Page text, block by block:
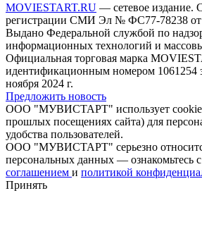
MOVIESTART.RU — сетевое издание.
регистрации СМИ Эл № ФС77-78238 от
Выдано Федеральной службой по
информационных технологий и
Официальная торговая марка
идентификационным номером 1061254
ноября 2024 г.
Предложить новость
ООО "МУВИСТАРТ" использует cookie
прошлых посещениях сайта) для
удобства пользователей.
ООО "МУВИСТАРТ" серьезно
персональных данных — ознакомьтесь с
соглашением и политикой
Принять